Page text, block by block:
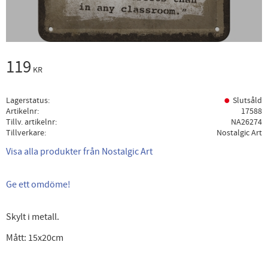
119 KR
Lagerstatus
Slutsåld
Artikelnr
17588
Tillv. artikelnr
NA26274
Tillverkare
Nostalgic Art
Visa alla produkter från Nostalgic Art
Ge ett omdöme!
Skylt i metall.
Mått: 15x20cm